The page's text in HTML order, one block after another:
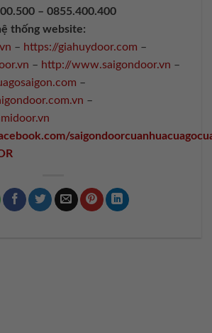
– 0855.400.400
thống website:
– https://giahuydoor.com –
– http://www.saigondoor.vn –
–
–